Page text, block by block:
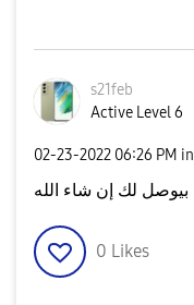
s21feb
Active Level 6
‎02-23-2022 06:26 PM in
بيوصل لك إن شاء الله
0 Likes